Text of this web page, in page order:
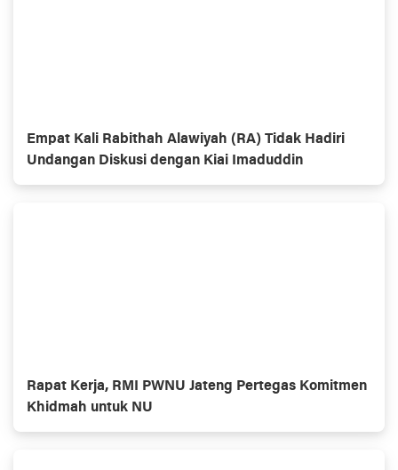
Empat Kali Rabithah Alawiyah (RA) Tidak Hadiri
Undangan Diskusi dengan Kiai Imaduddin
Rapat Kerja, RMI PWNU Jateng Pertegas Komitmen
Khidmah untuk NU